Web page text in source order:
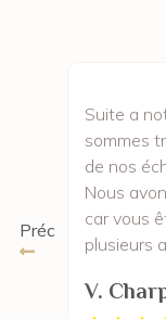
Préc
Suite a
sommes
de nos
Nous
car vous
plusieurs
V.